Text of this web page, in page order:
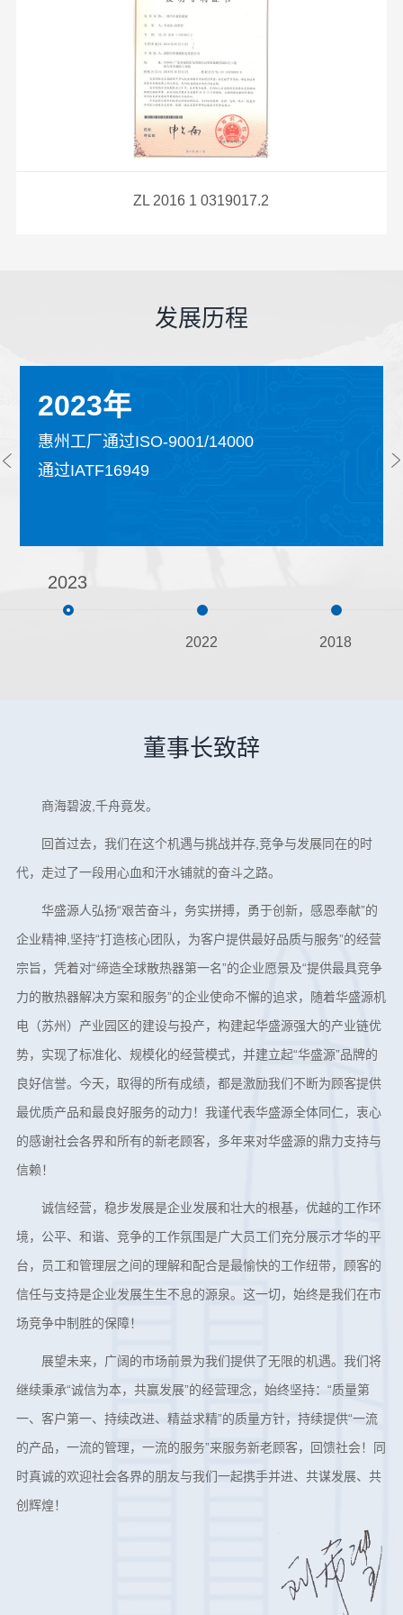
ZL 2016 1 0319017.2
发展历程
2023年
惠州工厂通过ISO-9001/14000
通过IATF16949
2023
2022 2018
董事长致辞
商海碧波,千舟竟发。
回首过去，我们在这个机遇与挑战并存,竞争与发展同在的时
代，走过了一段用心血和汗水铺就的奋斗之路。
华盛源人弘扬“艰苦奋斗，务实拼搏，勇于创新，感恩奉献”的
企业精神,坚持“打造核心团队，为客户提供最好品质与服务”的经营
宗旨，凭着对“缔造全球散热器第一名”的企业愿景及“提供最具竞争
力的散热器解决方案和服务”的企业使命不懈的追求，随着华盛源机
电（苏州）产业园区的建设与投产，构建起华盛源强大的产业链优
势，实现了标准化、规模化的经营模式，并建立起“华盛源”品牌的
良好信誉。今天，取得的所有成绩，都是激励我们不断为顾客提供
最优质产品和最良好服务的动力！我谨代表华盛源全体同仁，衷心
的感谢社会各界和所有的新老顾客，多年来对华盛源的鼎力支持与
信赖！
诚信经营，稳步发展是企业发展和壮大的根基，优越的工作环
境，公平、和谐、竞争的工作氛围是广大员工们充分展示才华的平
台，员工和管理层之间的理解和配合是最愉快的工作纽带，顾客的
信任与支持是企业发展生生不息的源泉。这一切，始终是我们在市
场竞争中制胜的保障！
展望未来，广阔的市场前景为我们提供了无限的机遇。我们将
继续秉承“诚信为本，共赢发展”的经营理念，始终坚持：“质量第
一、客户第一、持续改进、精益求精”的质量方针，持续提供“一流
的产品，一流的管理，一流的服务”来服务新老顾客，回馈社会！同
时真诚的欢迎社会各界的朋友与我们一起携手并进、共谋发展、共
创辉煌！